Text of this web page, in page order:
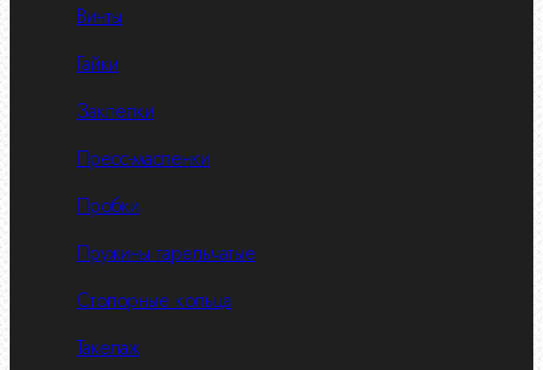
Винты
Гайки
Заклепки
Пресс-масленки
Пробки
Пружины тарельчатые
Стопорные кольца
Такелаж